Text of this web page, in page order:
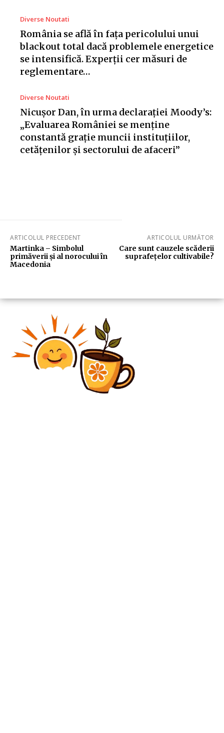
Diverse Noutati
România se află în fața pericolului unui
blackout total dacă problemele energetice
se intensifică. Experții cer măsuri de
reglementare…
Diverse Noutati
Nicușor Dan, în urma declarației Moody’s:
„Evaluarea României se menține
constantă grație muncii instituțiilor,
cetățenilor și sectorului de afaceri”
ARTICOLUL PRECEDENT
Martinka – Simbolul
primăverii și al norocului în
Macedonia
ARTICOLUL URMĂTOR
Care sunt cauzele scăderii
suprafețelor cultivabile?